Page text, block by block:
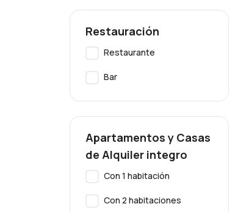
Restauración
Restaurante
Bar
Apartamentos y Casas
de Alquiler integro
Con 1 habitación
Con 2 habitaciones